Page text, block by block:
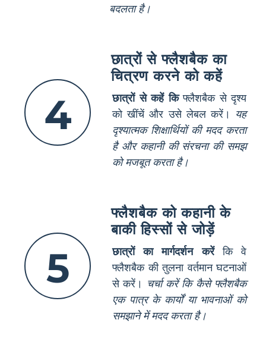
बदलता है।
4
छात्रों से फ्लैशबैक का
चित्रण करने को कहें
छात्रों से कहें किफ्लैशबैक से दृश्य
को खींचें और उसे लेबल करें। यह
दृश्यात्मक शिक्षार्थियों की मदद करता
है और कहानी की संरचना की समझ
को मजबूत करता है।
5
फ्लैशबैक को कहानी के
बाकी हिस्सों से जोड़ें
छात्रों का मार्गदर्शन करेंकि वे
फ्लैशबैक की तुलना वर्तमान घटनाओं
से करें। चर्चा करें कि कैसे फ्लैशबैक
एक पात्र के कार्यों या भावनाओं को
समझाने में मदद करता है।